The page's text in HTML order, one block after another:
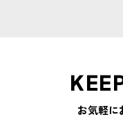
お気軽に